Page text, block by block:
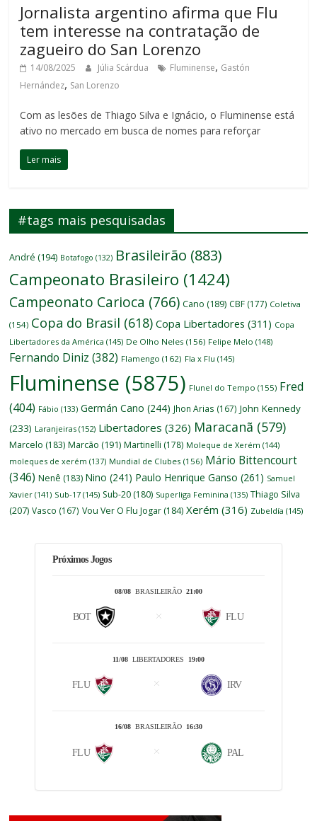
Jornalista argentino afirma que Flu
tem interesse na contratação de
zagueiro do San Lorenzo
14/08/2025 Júlia Scárdua Fluminense, Gastón
Hernández, San Lorenzo
Com as lesões de Thiago Silva e Ignácio, o Fluminense está
ativo no mercado em busca de nomes para reforçar
Ler mais
#tags mais pesquisadas
André (194) Botafogo (132) Brasileirão (883)
Campeonato Brasileiro (1424)
Campeonato Carioca (766) Cano (189) CBF (177) Coletiva
(154) Copa do Brasil (618) Copa Libertadores (311) Copa
Libertadores da América (145) De Olho Neles (156) Felipe Melo (148)
Fernando Diniz (382) Flamengo (162) Fla x Flu (145)
Fluminense (5875) Flunel do Tempo (155) Fred
(404) Fábio (133) Germán Cano (244) Jhon Arias (167) John Kennedy
(233) Laranjeiras (152) Libertadores (326) Maracanã (579)
Marcelo (183) Marcão (191) Martinelli (178) Moleque de Xerém (144)
moleques de xerém (137) Mundial de Clubes (156) Mário Bittencourt
(346) Nenê (183) Nino (241) Paulo Henrique Ganso (261) Samuel
Xavier (141) Sub-17 (145) Sub-20 (180) Superliga Feminina (135) Thiago Silva
(207) Vasco (167) Vou Ver O Flu Jogar (184) Xerém (316) Zubeldía (145)
Próximos Jogos
08/08BRASILEIRÃO 21:00
BOT FLU
11/08LIBERTADORES 19:00
FLU IRV
16/08BRASILEIRÃO 16:30
FLU PAL